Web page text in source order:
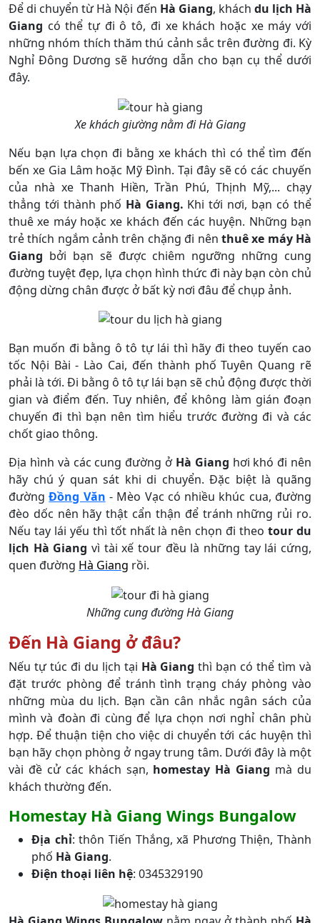
Để di chuyển từ Hà Nội đến Hà Giang, khách du lịch Hà
Giang có thể tự đi ô tô, đi xe khách hoặc xe máy với
những nhóm thích thăm thú cảnh sắc trên đường đi. Kỳ
Nghỉ Đông Dương sẽ hướng dẫn cho bạn cụ thể dưới
đây.
Xe khách giường nằm đi Hà Giang
Nếu bạn lựa chọn đi bằng xe khách thì có thể tìm đến
bến xe Gia Lâm hoặc Mỹ Đình. Tại đây sẽ có các chuyến
của nhà xe Thanh Hiền, Trần Phú, Thịnh Mỹ,... chạy
thẳng tới thành phố Hà Giang. Khi tới nơi, bạn có thể
thuê xe máy hoặc xe khách đến các huyện. Những bạn
trẻ thích ngắm cảnh trên chặng đi nên thuê xe máy Hà
Giang bởi bạn sẽ được chiêm ngưỡng những cung
đường tuyệt đẹp, lựa chọn hình thức đi này bạn còn chủ
động dừng chân được ở bất kỳ nơi đâu để chụp ảnh.
Bạn muốn đi bằng ô tô tự lái thì hãy đi theo tuyến cao
tốc Nội Bài - Lào Cai, đến thành phố Tuyên Quang rẽ
phải là tới. Đi bằng ô tô tự lái bạn sẽ chủ động được thời
gian và điểm đến. Tuy nhiên, để không làm gián đoạn
chuyến đi thì bạn nên tìm hiểu trước đường đi và các
chốt giao thông.
Địa hình và các cung đường ở Hà Giang hơi khó đi nên
hãy chú ý quan sát khi di chuyển. Đặc biệt là quãng
đườngĐồng Văn - Mèo Vạc có nhiều khúc cua, đường
đèo dốc nên hãy thật cẩn thận để tránh những rủi ro.
Nếu tay lái yếu thì tốt nhất là nên chọn đi theotour du
lịch Hà Giang vì tài xế tour đều là những tay lái cứng,
quen đường Hà Giang rồi.
Những cung đường Hà Giang
Đến Hà Giang ở đâu?
Nếu tự túc đi du lịch tại Hà Giang thì bạn có thể tìm và
đặt trước phòng để tránh tình trạng cháy phòng vào
những mùa du lịch. Bạn cần cân nhắc ngân sách của
mình và đoàn đi cùng để lựa chọn nơi nghỉ chân phù
hợp. Để thuận tiện cho việc di chuyển tới các huyện thì
bạn hãy chọn phòng ở ngay trung tâm. Dưới đây là một
vài đề cử các khách sạn, homestay Hà Giang mà du
khách thường đến.
Homestay Hà Giang Wings Bungalow
Địa chỉ: thôn Tiến Thắng, xã Phương Thiện, Thành
phố Hà Giang.
Điện thoại liên hệ: 0345329190